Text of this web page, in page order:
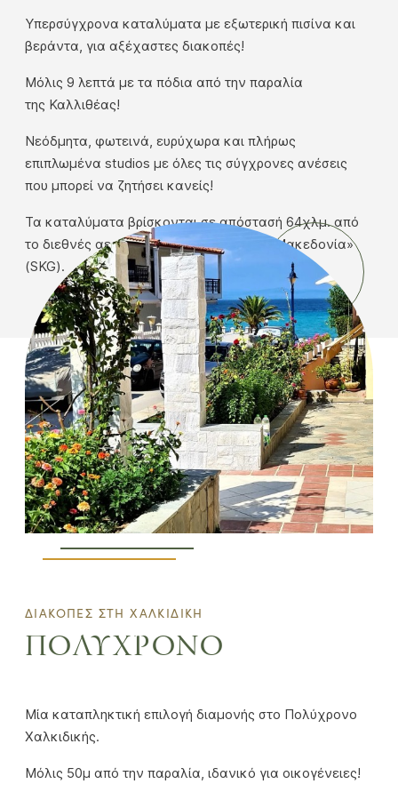
Υπερσύγχρονα καταλύματα με εξωτερική πισίνα και
βεράντα, για αξέχαστες διακοπές!
Μόλις 9 λεπτά με τα πόδια από την παραλία
της Καλλιθέας!
Νεόδμητα, φωτεινά, ευρύχωρα και πλήρως
επιπλωμένα studios με όλες τις σύγχρονες ανέσεις
που μπορεί να ζητήσει κανείς!
Τα καταλύματα βρίσκονται σε απόστασή 64χλμ. από
το διεθνές αεροδρόμιο Θεσσαλονίκης «Μακεδονία»
(SKG).
ΔΕΙΤΕ ΤΑ STUDIOS
ΔΙΑΚΟΠΕΣ ΣΤΗ ΧΑΛΚΙΔΙΚΗ
ΠΟΛΥΧΡΟΝΟ
Μία καταπληκτική επιλογή διαμονής στο Πολύχρονο
Χαλκιδικής.
Μόλις 50μ από την παραλία, ιδανικό για οικογένειες!